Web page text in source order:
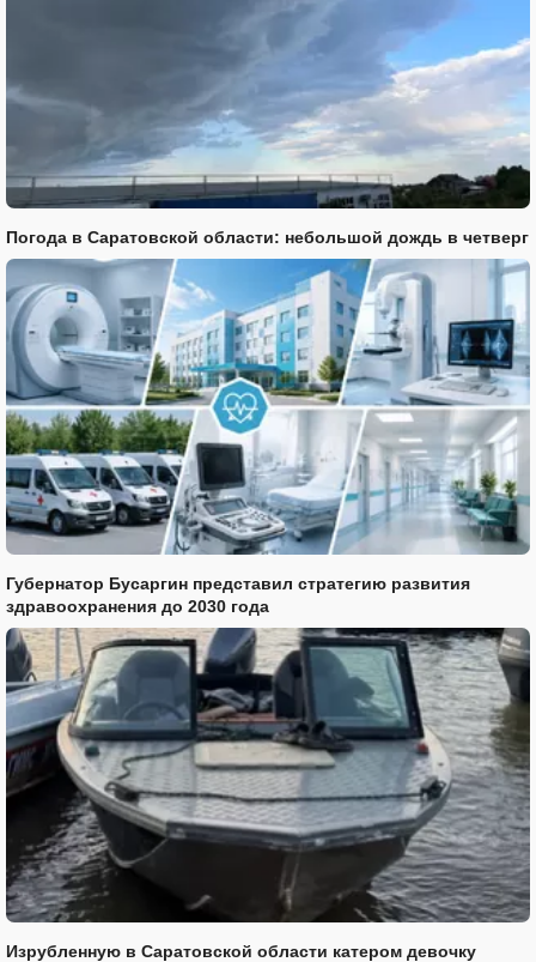
Погода в Саратовской области: небольшой дождь в четверг
Губернатор Бусаргин представил стратегию развития
здравоохранения до 2030 года
Изрубленную в Саратовской области катером девочку